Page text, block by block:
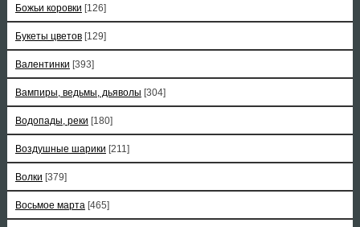
Божьи коровки [126]
Букеты цветов [129]
Валентинки [393]
Вампиры, ведьмы, дьяволы [304]
Водопады, реки [180]
Воздушные шарики [211]
Волки [379]
Восьмое марта [465]